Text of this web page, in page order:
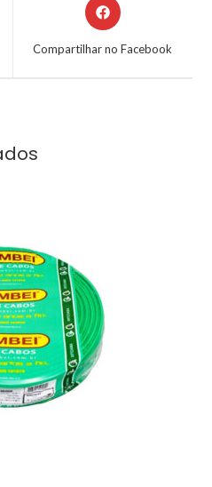
Compartilhar no Facebook